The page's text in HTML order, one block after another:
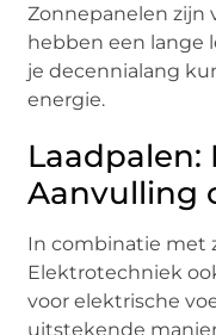
Zonnepanelen zijn
hebben een lange
je decennialang
energie.
Laadpalen:
Aanvulling
In combinatie met
Elektrotechniek
voor elektrische
uitstekende